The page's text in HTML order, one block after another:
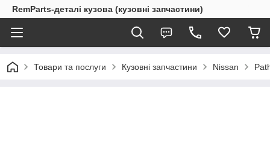
RemParts-деталі кузова (кузовні запчастини)
Товари та послуги Кузовні запчастини Nissan